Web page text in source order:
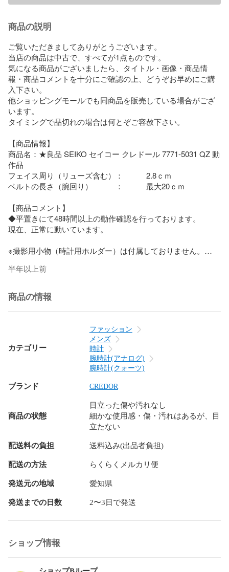
商品の説明
ご覧いただきましてありがとうございます。
当店の商品は中古で、すべてが1点ものです。
気になる商品がございましたら、タイトル・画像・商品情
報・商品コメントを十分にご確認の上、どうぞお早めにご購
入下さい。
他ショッピングモールでも同商品を販売している場合がござ
います。
タイミングで品切れの場合は何とぞご容赦下さい。
【商品情報】
商品名：★良品 SEIKO セイコー クレドール 7771-5031 QZ 動
作品
フェイス周り（リューズ含む）：　　　2.8ｃｍ
ベルトの長さ（腕回り）　　　：　　　最大20ｃｍ
【商品コメント】
◆平置きにて48時間以上の動作確認を行っております。
現在、正常に動いています。
※撮影用小物（時計用ホルダー）は付属しておりません。
断は、サイズ感・デザイン等でご購入者様がご判断いただき
管理番号：N0759MS94
半年以上前
商品の情報
カテゴリー
ファッション
メンズ
時計
腕時計(アナログ)
腕時計(クォーツ)
ブランド CREDOR
商品の状態
目立った傷や汚れなし
細かな使用感・傷・汚れはあるが、目
立たない
配送料の負担 送料込み(出品者負担)
配送の方法 らくらくメルカリ便
発送元の地域 愛知県
発送までの日数 2〜3日で発送
ショップ情報